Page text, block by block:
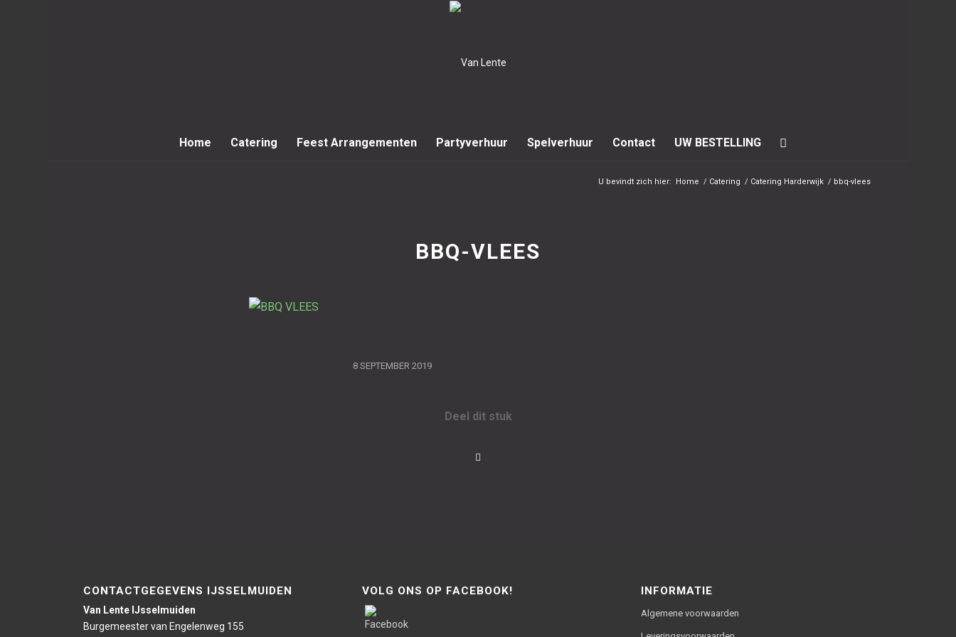
Home Catering Feest Arrangementen Partyverhuur Spelverhuur Contact UW BESTELLING
U bevindt zich hier: Home / Catering / Catering Harderwijk / bbq-vlees
BBQ-VLEES
8 SEPTEMBER 2019
/
Deel dit stuk
CONTACTGEGEVENS IJSSELMUIDEN
Van Lente IJsselmuiden
Burgemeester van Engelenweg 155
VOLG ONS OP FACEBOOK! INFORMATIE
Algemene voorwaarden